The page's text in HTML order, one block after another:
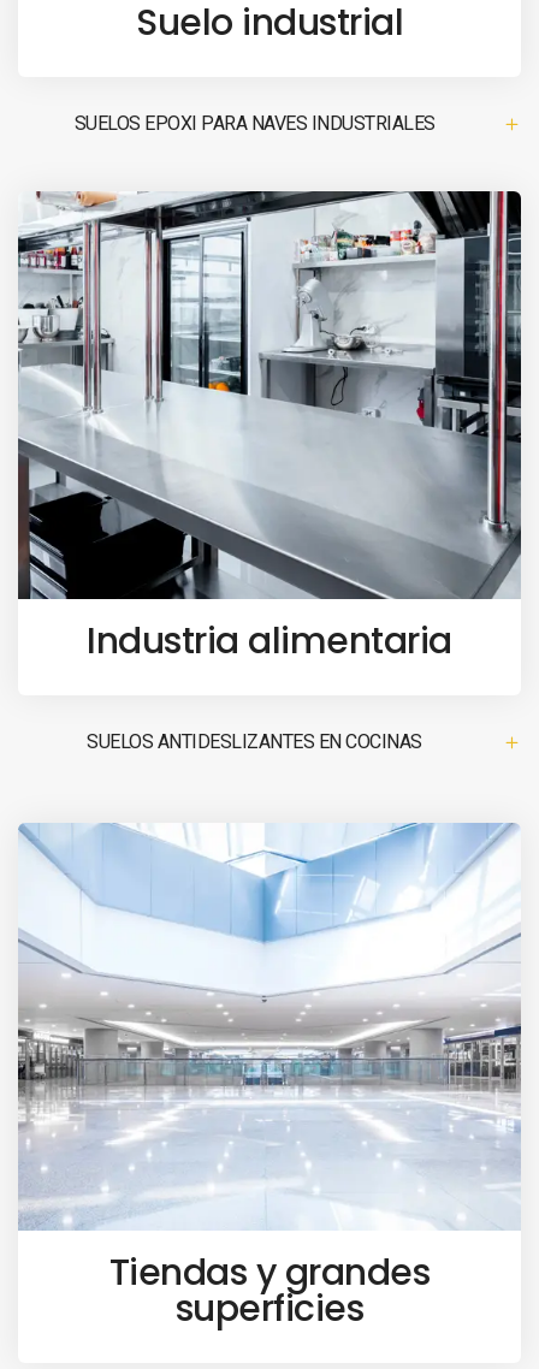
Suelo industrial
SUELOS EPOXI PARA NAVES INDUSTRIALES
Industria alimentaria
SUELOS ANTIDESLIZANTES EN COCINAS
Tiendas y grandes
superficies